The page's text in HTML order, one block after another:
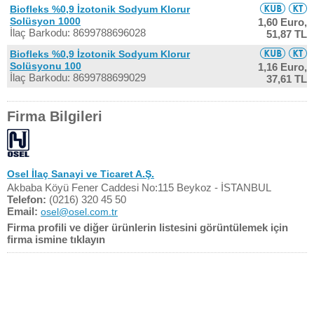
Biofleks %0,9 İzotonik Sodyum Klorur
Solüsyon 1000
İlaç Barkodu: 8699788696028
1,60 Euro,
51,87 TL
Biofleks %0,9 İzotonik Sodyum Klorur
Solüsyonu 100
İlaç Barkodu: 8699788699029
1,16 Euro,
37,61 TL
Firma Bilgileri
Osel İlaç Sanayi ve Ticaret A.Ş.
Akbaba Köyü Fener Caddesi No:115 Beykoz - İSTANBUL
Telefon: (0216) 320 45 50
Email: osel@osel.com.tr
Firma profili ve diğer ürünlerin listesini görüntülemek için
firma ismine tıklayın